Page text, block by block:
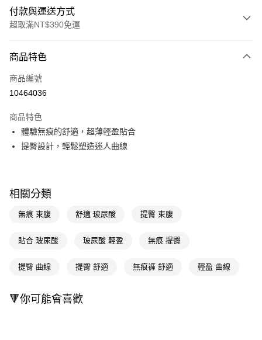
付款與運送方式
超取滿NT$390免運
POYA支付
信用卡一次付款
LINE Pay
Apple Pay
悠遊付
Google Pay
AFTEE先享後付
【關於「AFTEE先享後付」】
１．簡單：不需註冊會員、不需綁卡、不需儲值。
２．便利：只要手機號碼，簡訊認證，即可結帳。
即享券
運送方式
商品特色
商品編號
10464036
商品特色
體驗無痕的舒適，超薄輕盈貼合
提臀設計，輕鬆塑造迷人曲線
相關分類
無痕 束腹 舒適 玻尿酸 提臀 束腹
貼合 玻尿酸 玻尿酸 輕盈 無痕 提臀
提臀 曲線 提臀 舒適 無痕褲 舒適 輕盈 曲線
🔻你可能會喜歡